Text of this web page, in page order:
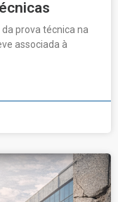
prova técnica na
associada à